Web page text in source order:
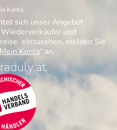
Konto
sich unser Angebot
und
einzusehen, melden Sie
Mein Konto“ an.